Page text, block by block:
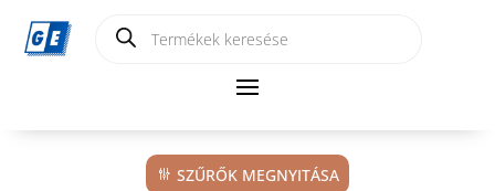
search
SZŰRŐK MEGNYITÁSA